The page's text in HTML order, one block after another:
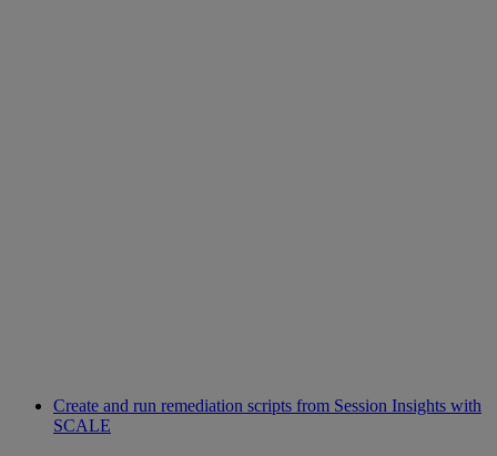
Create and run remediation scripts from Session Insights with
SCALE